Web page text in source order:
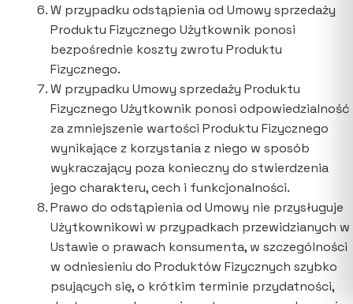
W przypadku odstąpienia od Umowy sprzedaży
Produktu Fizycznego Użytkownik ponosi
bezpośrednie koszty zwrotu Produktu
Fizycznego.
W przypadku Umowy sprzedaży Produktu
Fizycznego Użytkownik ponosi odpowiedzialność
za zmniejszenie wartości Produktu Fizycznego
wynikające z korzystania z niego w sposób
wykraczający poza konieczny do stwierdzenia
jego charakteru, cech i funkcjonalności.
Prawo do odstąpienia od Umowy nie przysługuje
Użytkownikowi w przypadkach przewidzianych w
Ustawie o prawach konsumenta, w szczególności
w odniesieniu do Produktów Fizycznych szybko
psujących się, o krótkim terminie przydatności,